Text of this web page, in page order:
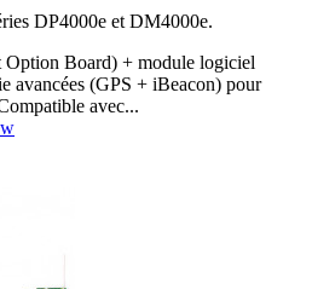
DP4000e et DM4000e.
Board) + module logiciel
avancées (GPS + iBeacon) pour
avec...